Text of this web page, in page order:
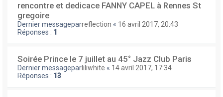
rencontre et dedicace FANNY CAPEL à Rennes St
gregoire
Dernier messageparreflection « 16 avril 2017, 20:43
Réponses : 1
Soirée Prince le 7 juillet au 45° Jazz Club Paris
Dernier messageparliliwhite « 14 avril 2017, 17:34
Réponses : 13